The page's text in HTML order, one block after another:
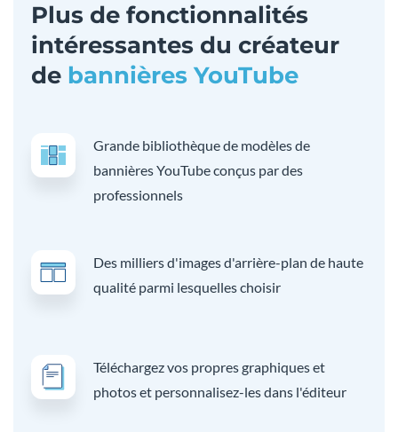
Plus de fonctionnalités
intéressantes du créateur
de bannières YouTube
Grande bibliothèque de modèles de
bannières YouTube conçus par des
professionnels
Des milliers d'images d'arrière-plan de haute
qualité parmi lesquelles choisir
Téléchargez vos propres graphiques et
photos et personnalisez-les dans l'éditeur